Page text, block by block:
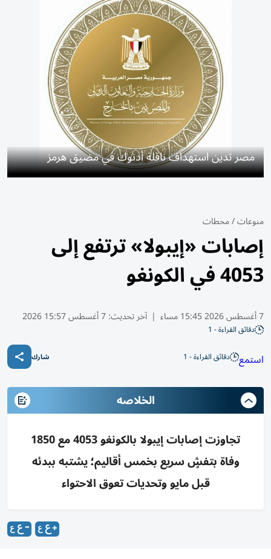
مصر تدين استهداف ناقلة أدنوك في مضيق هرمز
منوعات/محطات
إصابات «إيبولا» ترتفع إلى
4053 في الكونغو
7 أغسطس 2026 15:45 مساء | آخر تحديث:7 أغسطس 15:57 2026
دقائق القراءة - 1
استمع دقائق القراءة - 1 شارك
الخلاصه
تجاوزت إصابات إيبولا بالكونغو 4053 مع 1850
وفاة بتفشٍ سريع بخمس أقاليم؛ يشتبه ببدئه
قبل مايو وتحديات تعوق الاحتواء